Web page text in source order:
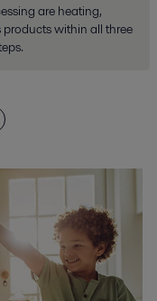
are heating,
within all three